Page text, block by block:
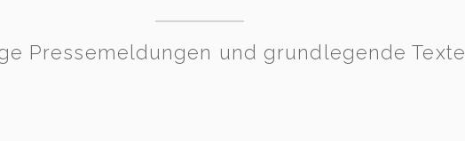
Pressemeldungen und grundlegende Texte